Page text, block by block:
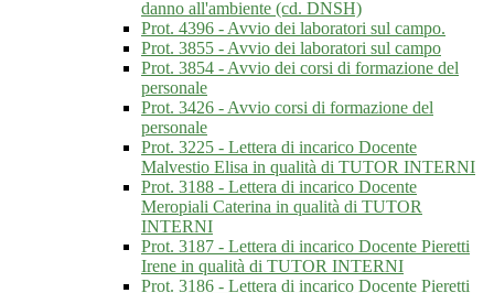
danno all'ambiente (cd. DNSH)
Prot. 4396 - Avvio dei laboratori sul campo.
Prot. 3855 - Avvio dei laboratori sul campo
Prot. 3854 - Avvio dei corsi di formazione del
personale
Prot. 3426 - Avvio corsi di formazione del
personale
Prot. 3225 - Lettera di incarico Docente
Malvestio Elisa in qualità di TUTOR INTERNI
Prot. 3188 - Lettera di incarico Docente
Meropiali Caterina in qualità di TUTOR
INTERNI
Prot. 3187 - Lettera di incarico Docente Pieretti
Irene in qualità di TUTOR INTERNI
Prot. 3186 - Lettera di incarico Docente Pieretti